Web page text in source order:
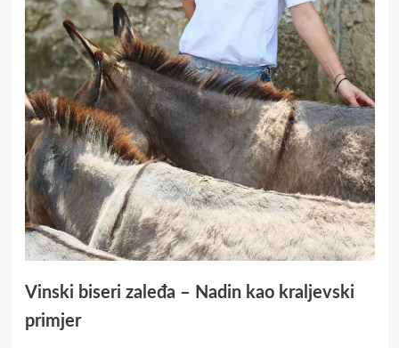
Vinski biseri zaleđa – Nadin kao kraljevski
primjer